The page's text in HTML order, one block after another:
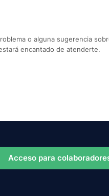
o alguna sugerencia
encantado de atenderte.
Acceso para